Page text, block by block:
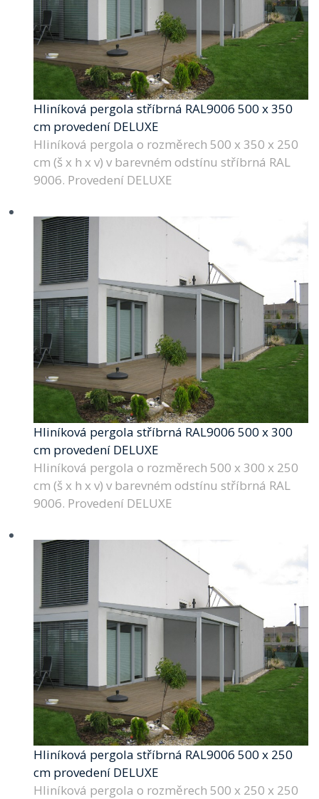
Hliníková pergola stříbrná RAL9006 500 x 350
cm provedení DELUXE
Hliníková pergola o rozměrech 500 x 350 x 250
cm (š x h x v) v barevném odstínu stříbrná RAL
9006. Provedení DELUXE
Hliníková pergola stříbrná RAL9006 500 x 300
cm provedení DELUXE
Hliníková pergola o rozměrech 500 x 300 x 250
cm (š x h x v) v barevném odstínu stříbrná RAL
9006. Provedení DELUXE
Hliníková pergola stříbrná RAL9006 500 x 250
cm provedení DELUXE
Hliníková pergola o rozměrech 500 x 250 x 250